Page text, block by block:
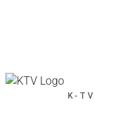
K-TV